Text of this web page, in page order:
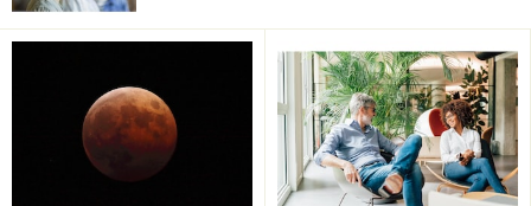
結婚祝いの英語フレーズ、メッセージ、サンプル例
文
結婚祝いの英語フレーズ1. ワンランク上の祝辞 ～格
言編～
結婚祝いの英語フレーズ2. 聖書から引用した結婚祝